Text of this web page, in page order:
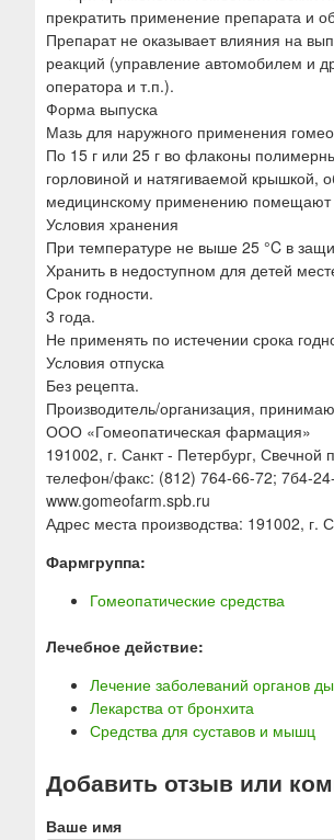
прекратить применение препарата и
Препарат не оказывает влияния на
реакций (управление автомобилем и
оператора и т.п.).
Форма выпуска
Мазь для наружного применения
По 15 г или 25 г во флаконы
горловиной и натягиваемой крышкой,
медицинскому применению помещают
Условия хранения
При температуре не выше 25 °C в
Хранить в недоступном для детей
Срок годности.
3 года.
Не применять по истечении срока
Условия отпуска
Без рецепта.
Производитель/организация,
ООО «Гомеопатическая фармация»
191002, г. Санкт - Петербург, Свечной
телефон/факс: (812) 764-66-72; 7б4-
www.gomeofarm.spb.ru
Адрес места производства: 191002, г.
Фармгруппа:
Гомеопатические средства
Лечебное действие:
Лечение заболеваний органов
Лекарства от бронхита
Средства для суставов и мышц
Добавить отзыв или
Ваше имя